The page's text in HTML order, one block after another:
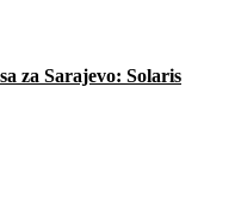
za Sarajevo: Solaris